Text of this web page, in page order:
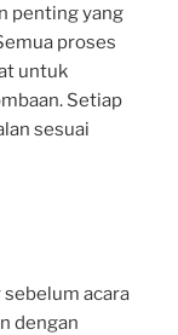
penting yang
proses
untuk
Setiap
sesuai
acara
dengan